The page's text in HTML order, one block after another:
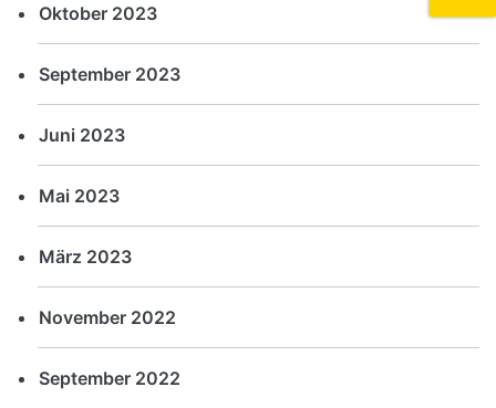
Oktober 2023
September 2023
Juni 2023
Mai 2023
März 2023
November 2022
September 2022